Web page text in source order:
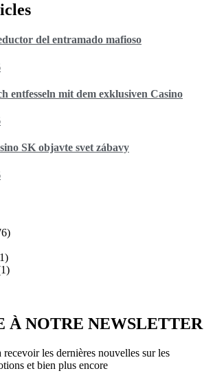
del entramado mafioso
entfesseln mit dem exklusiven Casino
SK objavte svet zábavy
À NOTRE NEWSLETTER
recevoir les dernières nouvelles sur les
et bien plus encore